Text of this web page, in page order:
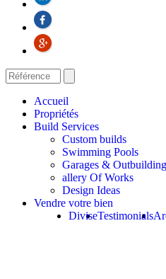
Accueil
Propriétés
Build Services
Custom builds
Swimming Pools
Garages &
allery Of Works
Design Ideas
Vendre votre bien
Testimonials
Divise